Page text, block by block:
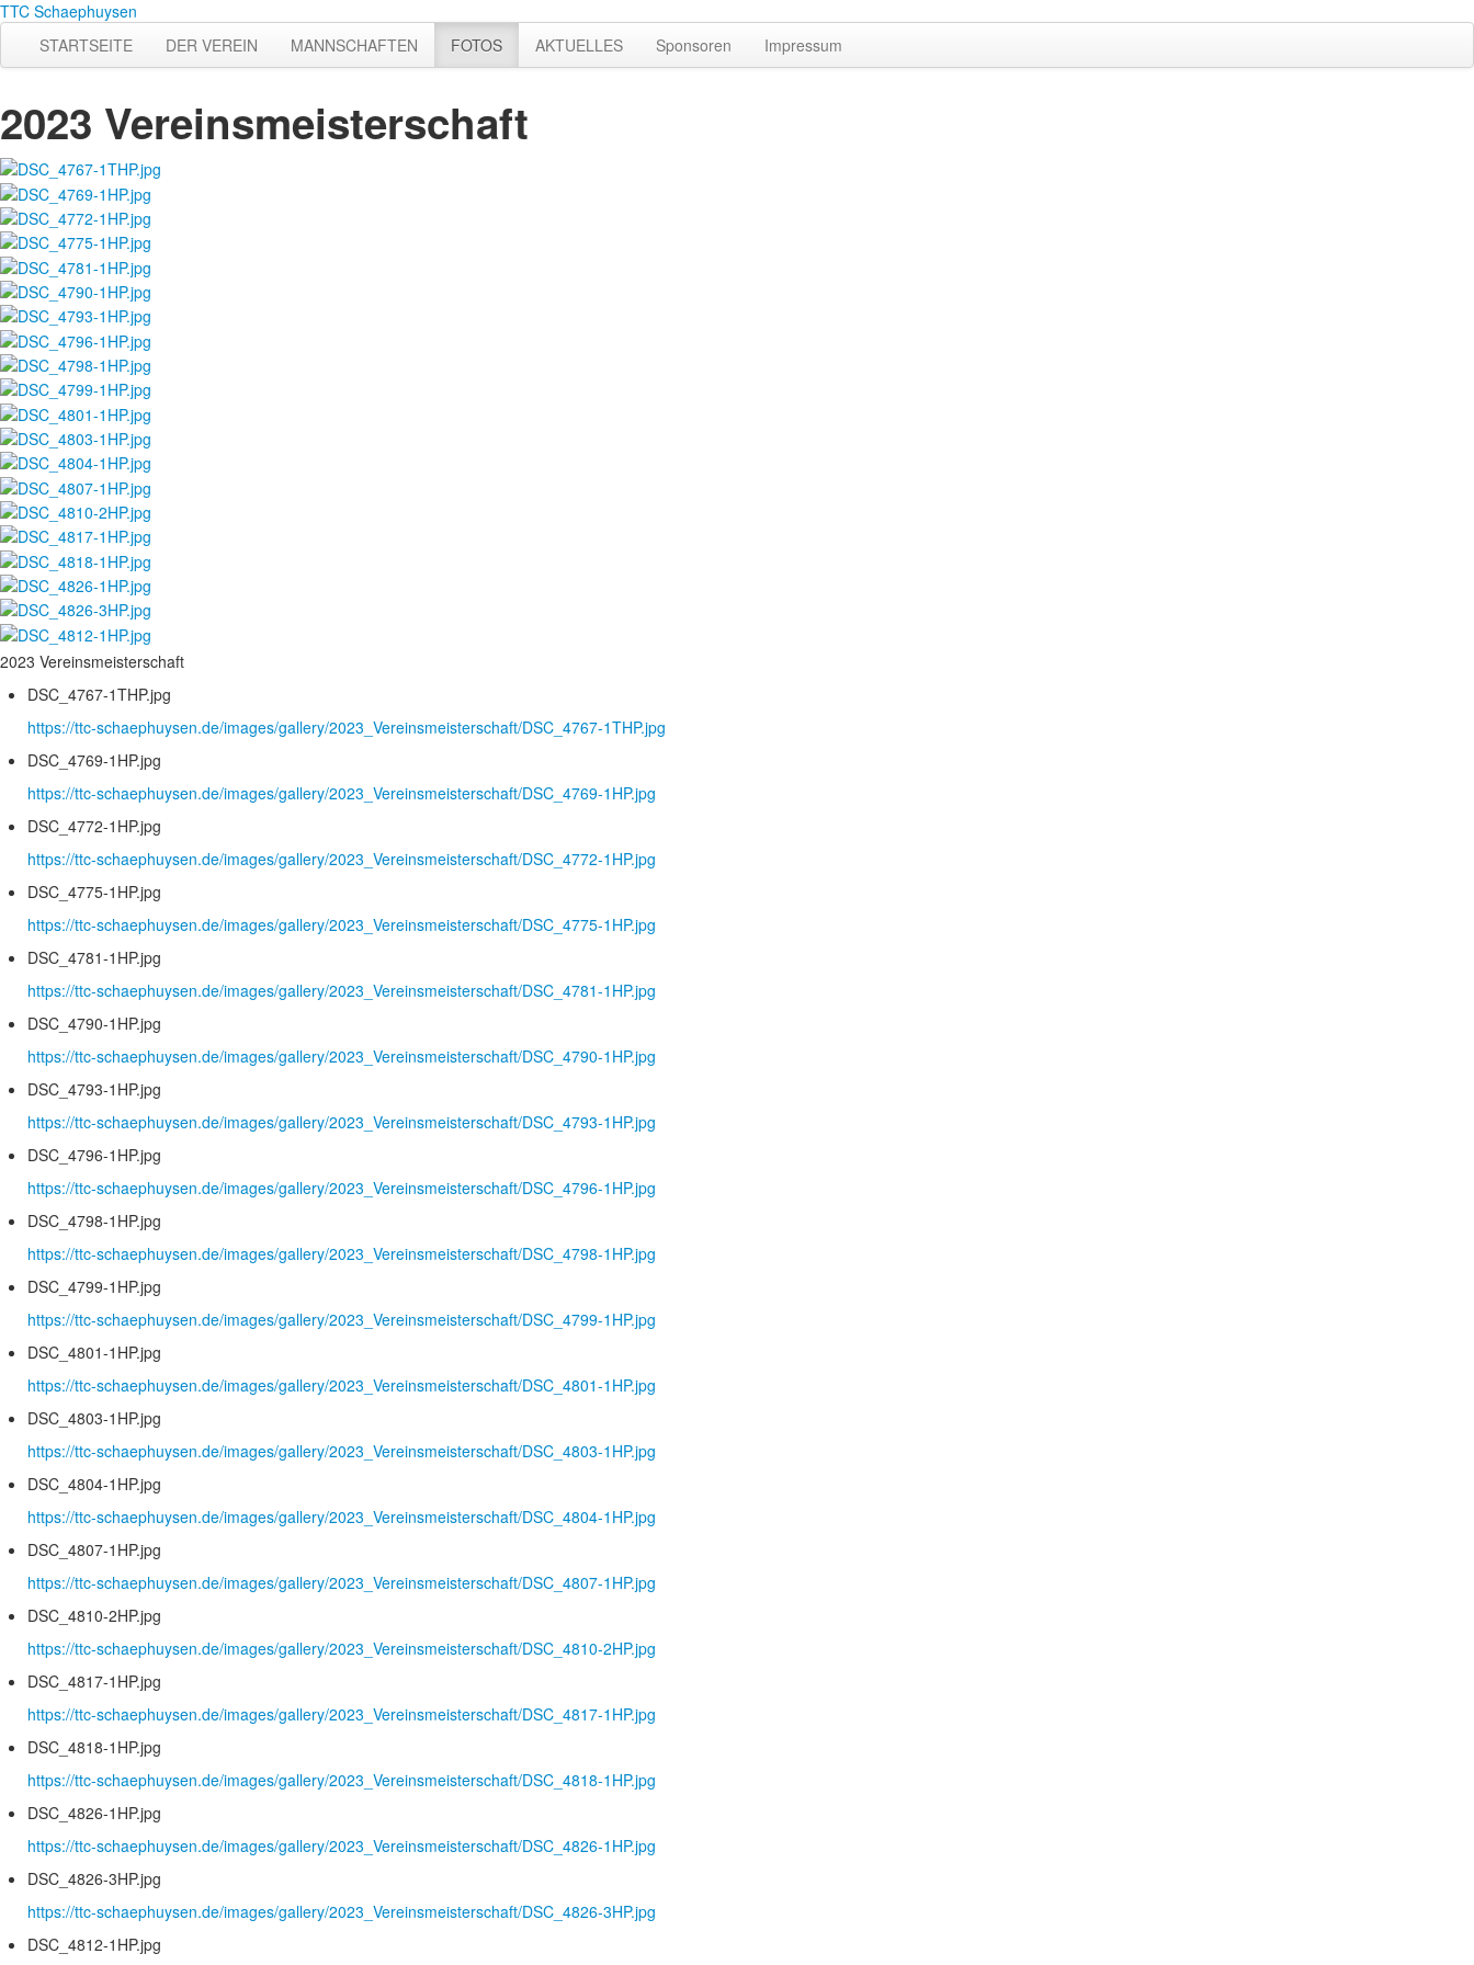
TTC Schaephuysen
STARTSEITE
DER VEREIN MANNSCHAFTEN FOTOS AKTUELLES Sponsoren Impressum
2023 Vereinsmeisterschaft
2023 Vereinsmeisterschaft
DSC_4767-1THP.jpg
https://ttc-schaephuysen.de/images/gallery/2023_Vereinsmeisterschaft/DSC_4767-1THP.jpg
DSC_4769-1HP.jpg
https://ttc-schaephuysen.de/images/gallery/2023_Vereinsmeisterschaft/DSC_4769-1HP.jpg
DSC_4772-1HP.jpg
https://ttc-schaephuysen.de/images/gallery/2023_Vereinsmeisterschaft/DSC_4772-1HP.jpg
DSC_4775-1HP.jpg
https://ttc-schaephuysen.de/images/gallery/2023_Vereinsmeisterschaft/DSC_4775-1HP.jpg
DSC_4781-1HP.jpg
https://ttc-schaephuysen.de/images/gallery/2023_Vereinsmeisterschaft/DSC_4781-1HP.jpg
DSC_4790-1HP.jpg
https://ttc-schaephuysen.de/images/gallery/2023_Vereinsmeisterschaft/DSC_4790-1HP.jpg
DSC_4793-1HP.jpg
https://ttc-schaephuysen.de/images/gallery/2023_Vereinsmeisterschaft/DSC_4793-1HP.jpg
DSC_4796-1HP.jpg
https://ttc-schaephuysen.de/images/gallery/2023_Vereinsmeisterschaft/DSC_4796-1HP.jpg
DSC_4798-1HP.jpg
https://ttc-schaephuysen.de/images/gallery/2023_Vereinsmeisterschaft/DSC_4798-1HP.jpg
DSC_4799-1HP.jpg
https://ttc-schaephuysen.de/images/gallery/2023_Vereinsmeisterschaft/DSC_4799-1HP.jpg
DSC_4801-1HP.jpg
https://ttc-schaephuysen.de/images/gallery/2023_Vereinsmeisterschaft/DSC_4801-1HP.jpg
DSC_4803-1HP.jpg
https://ttc-schaephuysen.de/images/gallery/2023_Vereinsmeisterschaft/DSC_4803-1HP.jpg
DSC_4804-1HP.jpg
https://ttc-schaephuysen.de/images/gallery/2023_Vereinsmeisterschaft/DSC_4804-1HP.jpg
DSC_4807-1HP.jpg
https://ttc-schaephuysen.de/images/gallery/2023_Vereinsmeisterschaft/DSC_4807-1HP.jpg
DSC_4810-2HP.jpg
https://ttc-schaephuysen.de/images/gallery/2023_Vereinsmeisterschaft/DSC_4810-2HP.jpg
DSC_4817-1HP.jpg
https://ttc-schaephuysen.de/images/gallery/2023_Vereinsmeisterschaft/DSC_4817-1HP.jpg
DSC_4818-1HP.jpg
https://ttc-schaephuysen.de/images/gallery/2023_Vereinsmeisterschaft/DSC_4818-1HP.jpg
DSC_4826-1HP.jpg
https://ttc-schaephuysen.de/images/gallery/2023_Vereinsmeisterschaft/DSC_4826-1HP.jpg
DSC_4826-3HP.jpg
https://ttc-schaephuysen.de/images/gallery/2023_Vereinsmeisterschaft/DSC_4826-3HP.jpg
DSC_4812-1HP.jpg